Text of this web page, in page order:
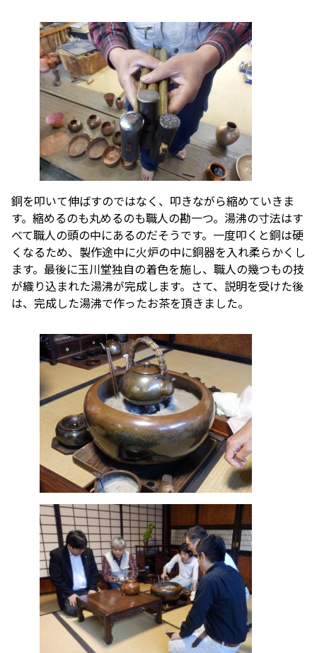
銅を叩いて伸ばすのではなく、叩きながら縮めていきま
す。縮めるのも丸めるのも職人の勘一つ。湯沸の寸法はす
べて職人の頭の中にあるのだそうです。一度叩くと銅は硬
くなるため、製作途中に火炉の中に銅器を入れ柔らかくし
ます。最後に玉川堂独自の着色を施し、職人の幾つもの技
が織り込まれた湯沸が完成します。さて、説明を受けた後
は、完成した湯沸で作ったお茶を頂きました。